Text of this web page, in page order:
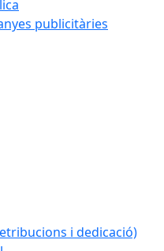
publicitàries
i dedicació)